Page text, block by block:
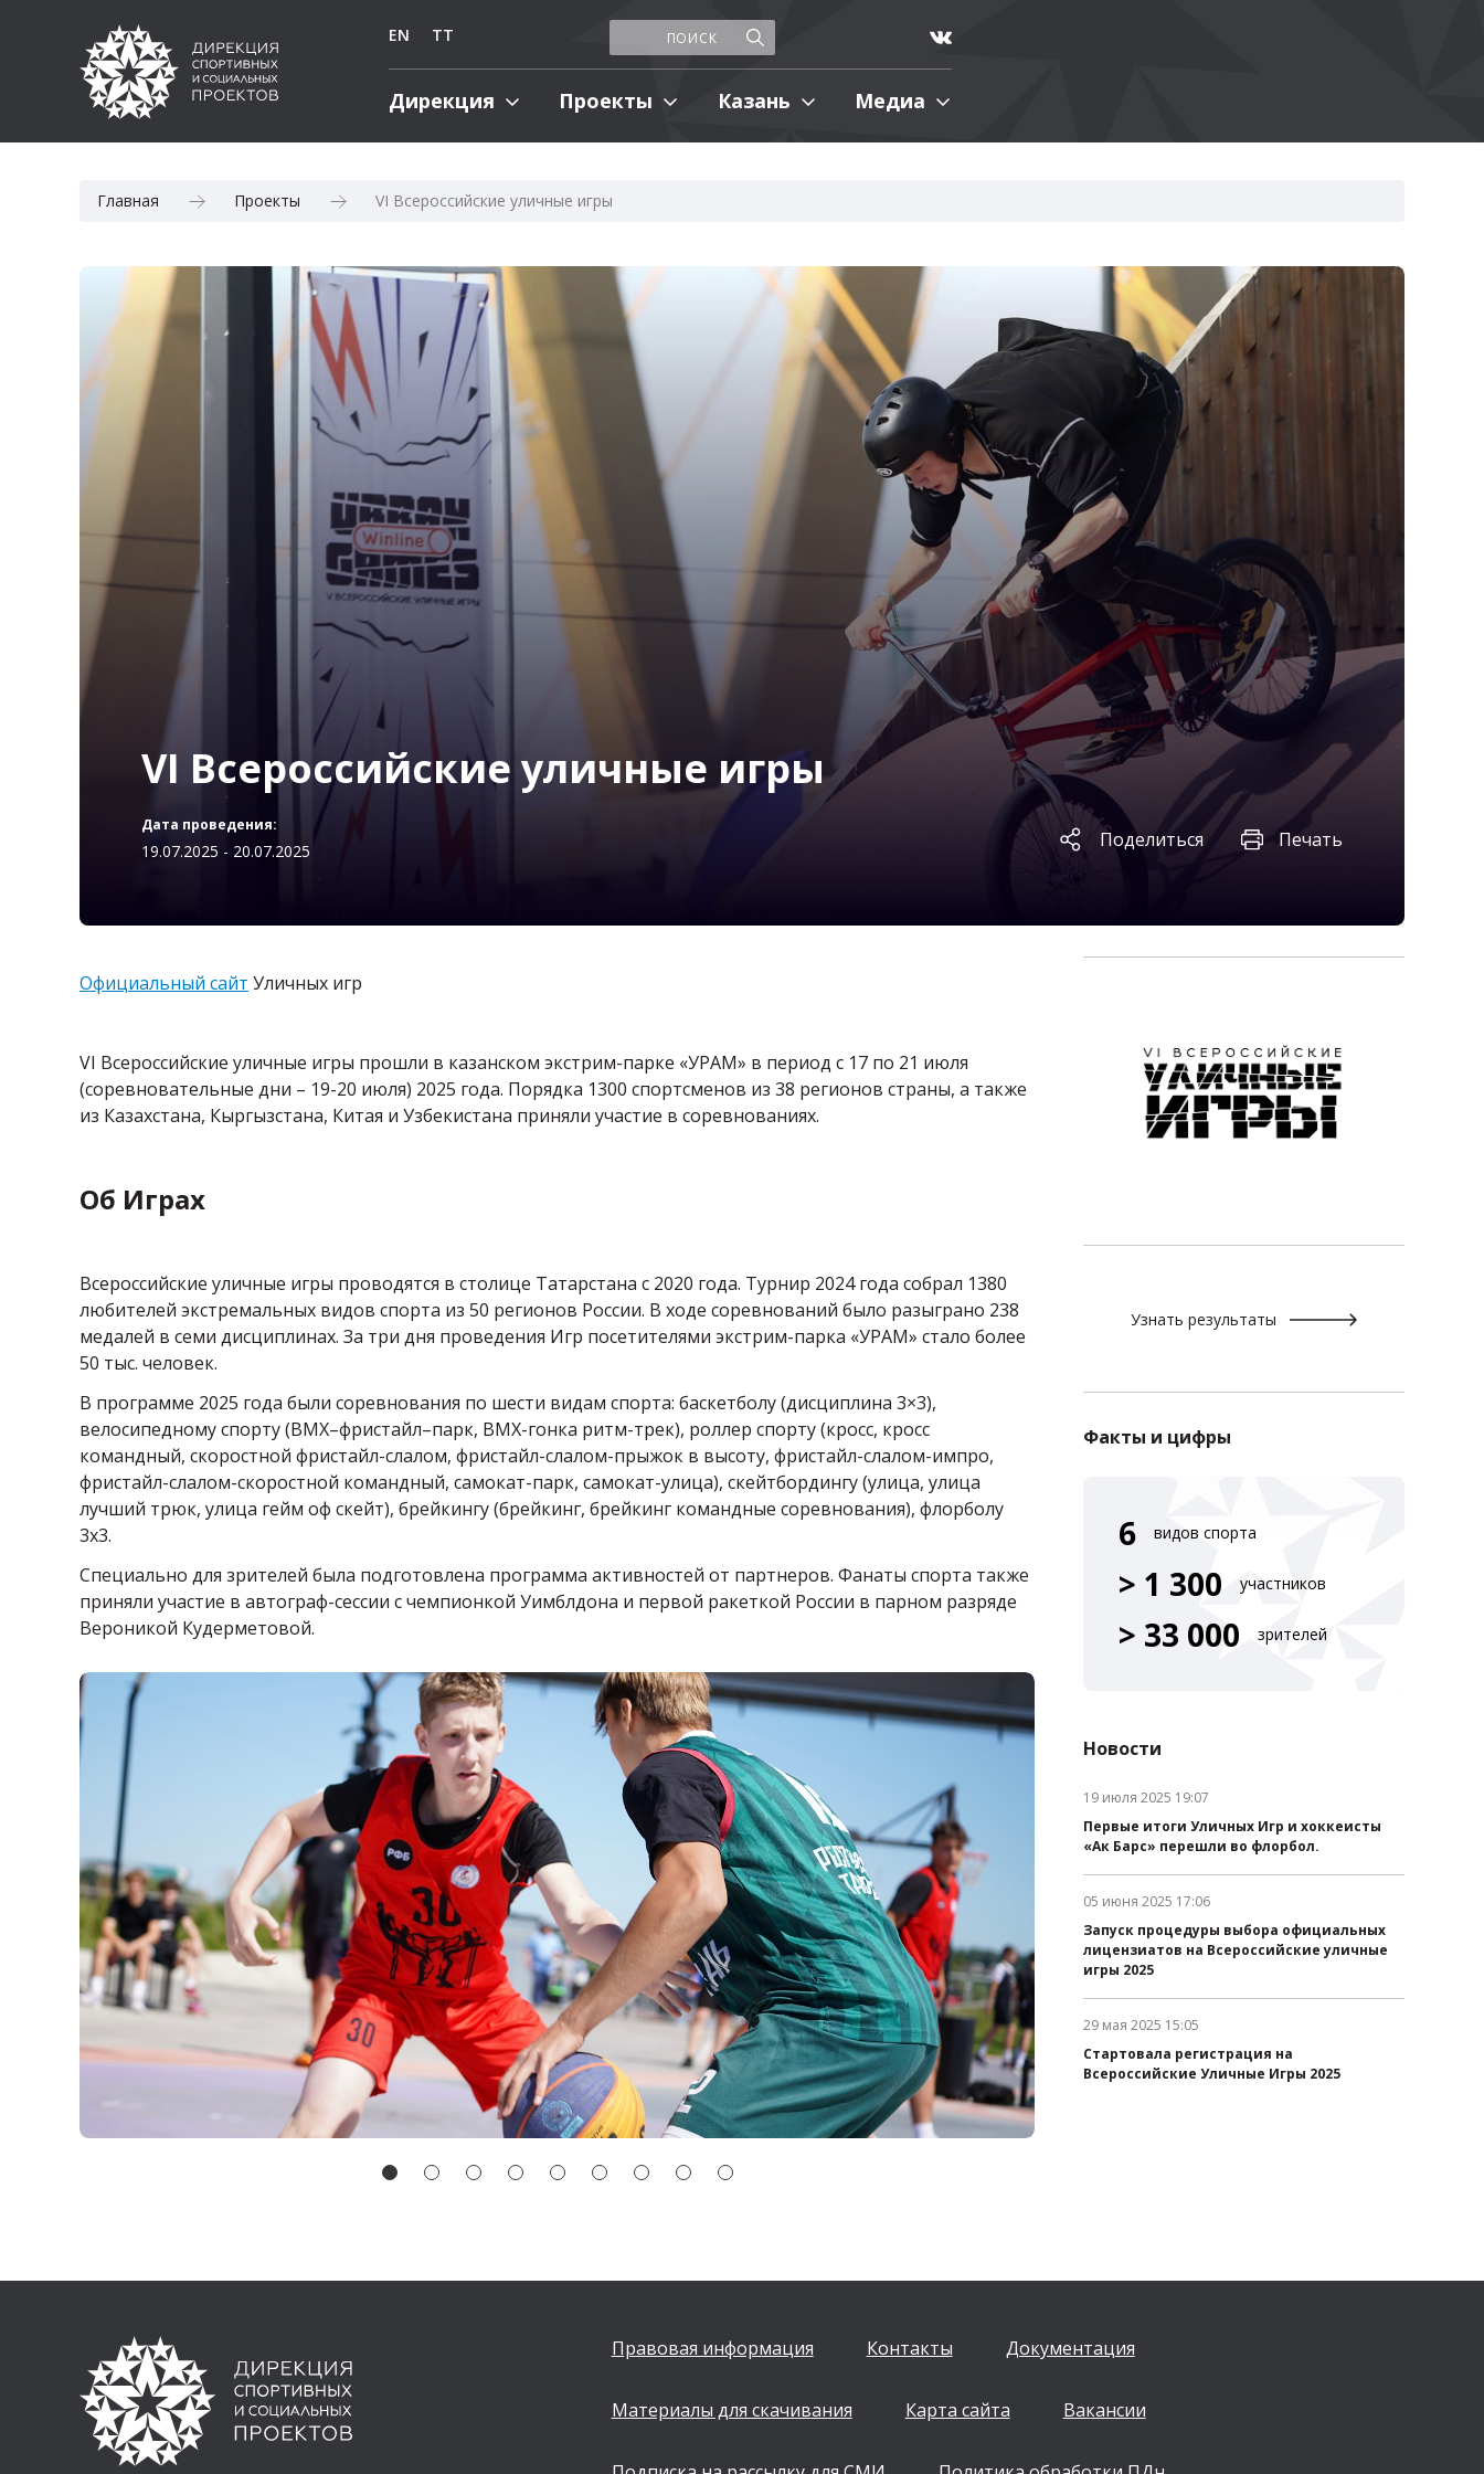
EN TT
Дирекция Проекты Казань Медиа
Главная Проекты VI Всероссийские уличные игры
VI Всероссийские уличные игры
Дата проведения:
19.07.2025 - 20.07.2025 Поделиться Печать
Официальный сайт Уличных игр
VI Всероссийские уличные игры прошли в казанском экстрим-парке «УРАМ» в период с 17 по 21 июля
(соревновательные дни – 19-20 июля) 2025 года. Порядка 1300 спортсменов из 38 регионов страны, а также
из Казахстана, Кыргызстана, Китая и Узбекистана приняли участие в соревнованиях.
Об Играх
Всероссийские уличные игры проводятся в столице Татарстана с 2020 года. Турнир 2024 года собрал 1380
любителей экстремальных видов спорта из 50 регионов России. В ходе соревнований было разыграно 238
медалей в семи дисциплинах. За три дня проведения Игр посетителями экстрим-парка «УРАМ» стало более
50 тыс. человек.
В программе 2025 года были соревнования по шести видам спорта: баскетболу (дисциплина 3×3),
велосипедному спорту (BMХ–фристайл–парк, BMX-гонка ритм-трек), роллер спорту (кросс, кросс
командный, скоростной фристайл-слалом, фристайл-слалом-прыжок в высоту, фристайл-слалом-импро,
фристайл-слалом-скоростной командный, самокат-парк, самокат-улица), скейтбордингу (улица, улица
лучший трюк, улица гейм оф скейт), брейкингу (брейкинг, брейкинг командные соревнования), флорболу
3х3.
Специально для зрителей была подготовлена программа активностей от партнеров. Фанаты спорта также
приняли участие в автограф-сессии с чемпионкой Уимблдона и первой ракеткой России в парном разряде
Вероникой Кудерметовой.
Узнать результаты
Факты и цифры
6 видов спорта
> 1 300 участников
> 33 000 зрителей
Новости
19 июля 2025 19:07
Первые итоги Уличных Игр и хоккеисты
«Ак Барс» перешли во флорбол.
Дата публикации:
05 июня 2025 17:06
Запуск процедуры выбора официальных
лицензиатов на Всероссийские уличные
игры 2025
29 мая 2025 15:05
Стартовала регистрация на
Всероссийские Уличные Игры 2025
Правовая информация Контакты Документация
Материалы для скачивания Карта сайта Вакансии